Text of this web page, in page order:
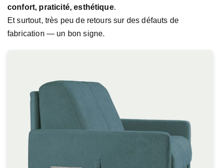
confort, praticité, esthétique.
Et surtout, très peu de retours sur des défauts de
fabrication — un bon signe.